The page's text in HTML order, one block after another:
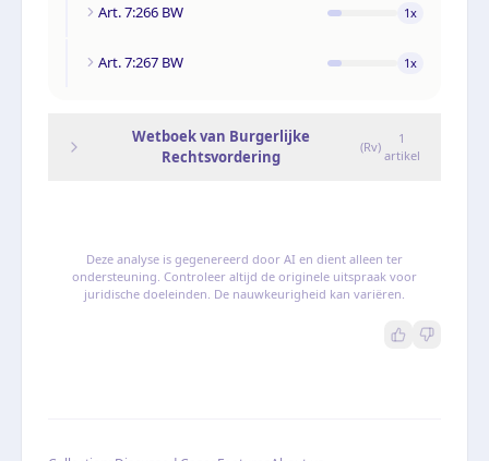
Art. 7:266 BW 1x
Art. 7:267 BW 1x
Wetboek van Burgerlijke
Rechtsvordering
(Rv)
1
artikel
Deze analyse is gegenereerd door AI en dient alleen ter
ondersteuning. Controleer altijd de originele uitspraak voor
juridische doeleinden. De nauwkeurigheid kan variëren.